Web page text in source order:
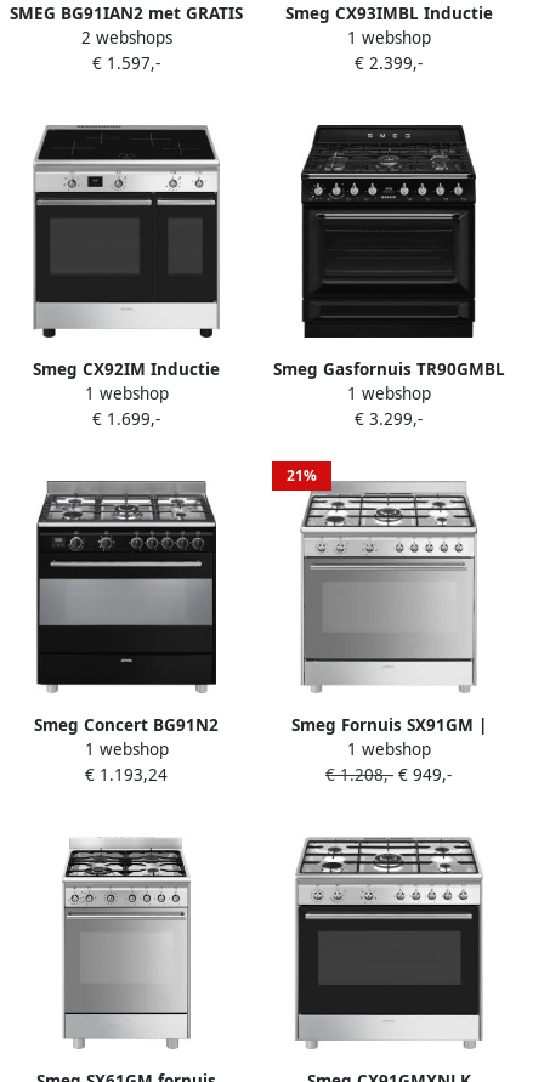
SMEG BG91IAN2 met GRATIS
broodrooster
2 webshops
€ 1.597,-
Smeg CX93IMBL Inductie
fornuis 90 cm Zwart 3 ovens
1 webshop
€ 2.399,-
Smeg CX92IM Inductie
Fornuis 90 cm 4 Kookzones
Dubbele Oven 105L True
1 webshop
€ 1.699,-
Smeg Gasfornuis TR90GMBL
| Gasfornuizen |
8017709344788
1 webshop
€ 3.299,-
Smeg Concert BG91N2
Vrijstaand fornuis Zwart
Roestvrijstaal Draaiknop
1 webshop
€ 1.193,24
21%
Smeg Fornuis SX91GM |
Keuken- en Kookartikelen |
8017709325039
1 webshop
€ 1.208,- € 949,-